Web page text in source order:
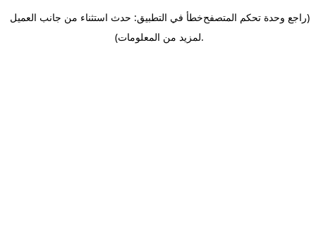
خطأ في التطبيق: حدث استثناء من جانب العميل(راجع وحدة تحكم المتصفح
لمزيد من المعلومات).